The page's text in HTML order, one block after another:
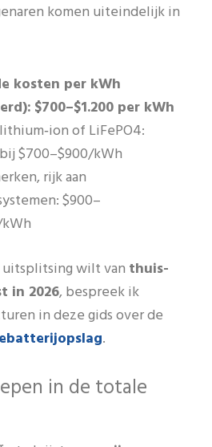
komen uiteindelijk in
kosten per kWh
$700–$1.200 per kWh
of LiFePO4:
$700–$900/kWh
rijk aan
$900–
wilt van thuis-
in 2026, bespreek ik
in deze gids over de
.
in de totale